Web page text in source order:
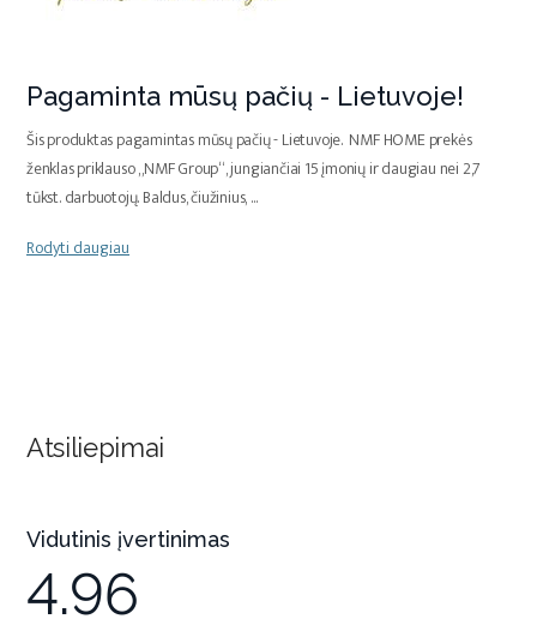
Pagaminta mūsų pačių - Lietuvoje!
Šis produktas pagamintas mūsų pačių - Lietuvoje. NMF HOME prekės
ženklas priklauso „NMF Group“, jungiančiai 15 įmonių ir daugiau nei 2,7
tūkst. darbuotojų. Baldus, čiužinius,...
Rodyti daugiau
Atsiliepimai
Vidutinis įvertinimas
4.96